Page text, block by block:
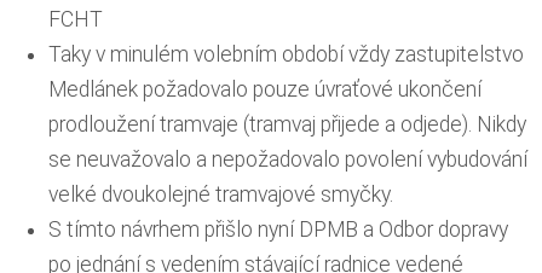
FCHT
Taky v minulém volebním období vždy zastupitelstvo
Medlánek požadovalo pouze úvraťové ukončení
prodloužení tramvaje (tramvaj přijede a odjede). Nikdy
se neuvažovalo a nepožadovalo povolení vybudování
velké dvoukolejné tramvajové smyčky.
S tímto návrhem přišlo nyní DPMB a Odbor dopravy
po jednání s vedením stávající radnice vedené